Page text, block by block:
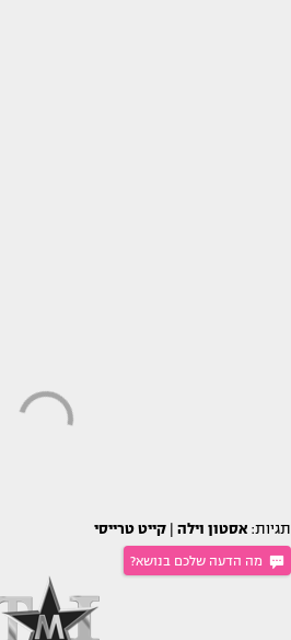
תגיות: אסטון וילה קייט טרייסי
מה הדעה שלכם בנושא?